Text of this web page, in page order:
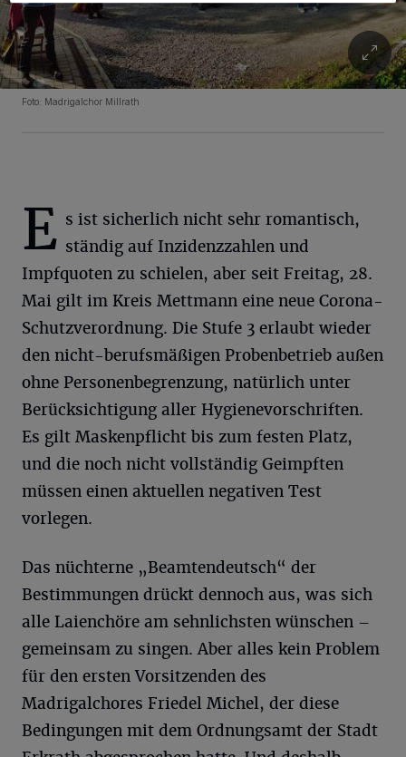
Foto: Madrigalchor Millrath
E s ist sicherlich nicht sehr romantisch,
ständig auf Inzidenzzahlen und
Impfquoten zu schielen, aber seit Freitag, 28.
Mai gilt im Kreis Mettmann eine neue Corona-
Schutzverordnung. Die Stufe 3 erlaubt wieder
den nicht-berufsmäßigen Probenbetrieb außen
ohne Personenbegrenzung, natürlich unter
Berücksichtigung aller Hygienevorschriften.
Es gilt Maskenpflicht bis zum festen Platz,
und die noch nicht vollständig Geimpften
müssen einen aktuellen negativen Test
vorlegen.
Das nüchterne „Beamtendeutsch“ der
Bestimmungen drückt dennoch aus, was sich
alle Laienchöre am sehnlichsten wünschen –
gemeinsam zu singen. Aber alles kein Problem
für den ersten Vorsitzenden des
Madrigalchores Friedel Michel, der diese
Bedingungen mit dem Ordnungsamt der Stadt